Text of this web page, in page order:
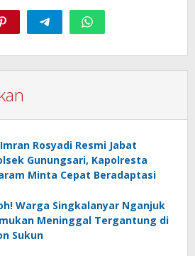
Rosyadi Resmi Jabat
Gunungsari, Kapolresta
Minta Cepat Beradaptasi
Warga Singkalanyar Nganjuk
Meninggal Tergantung di
Sukun